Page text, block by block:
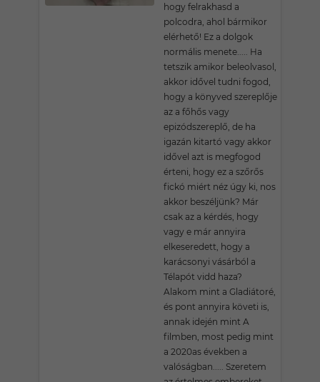
hogy felrakhasd a
polcodra, ahol bármikor
elérhető! Ez a dolgok
normális menete..... Ha
tetszik amikor beleolvasol,
akkor idővel tudni fogod,
hogy a könyved szereplője
az a főhős vagy
epizódszereplő, de ha
igazán kitartó vagy akkor
idővel azt is megfogod
érteni, hogy ez a szőrős
fickó miért néz úgy ki, nos
akkor beszéljünk? Már
csak az a kérdés, hogy
vagy e már annyira
elkeseredett, hogy a
karácsonyi vásárból a
Télapót vidd haza?
Alakom mint a Gladiátoré,
és pont annyira követi is,
annak idején mint A
filmben, most pedig mint
a 2020as években a
valóságban..... Szeretem